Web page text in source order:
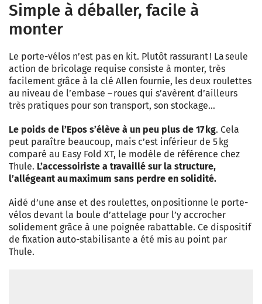
Simple à déballer, facile à
monter
Le porte-vélos n’est pas en kit. Plutôt rassurant ! La seule
action de bricolage requise consiste à monter, très
facilement grâce à la clé Allen fournie, les deux roulettes
au niveau de l’embase – roues qui s’avèrent d’ailleurs
très pratiques pour son transport, son stockage…
Le poids de l’Epos s’élève à un peu plus de 17 kg. Cela
peut paraître beaucoup, mais c’est inférieur de 5 kg
comparé au Easy Fold XT, le modèle de référence chez
Thule. L’accessoiriste a travaillé sur la structure,
l’allégeant au maximum sans perdre en solidité.
Aidé d’une anse et des roulettes, on positionne le porte-
vélos devant la boule d’attelage pour l’y accrocher
solidement grâce à une poignée rabattable. Ce dispositif
de fixation auto-stabilisante a été mis au point par
Thule.